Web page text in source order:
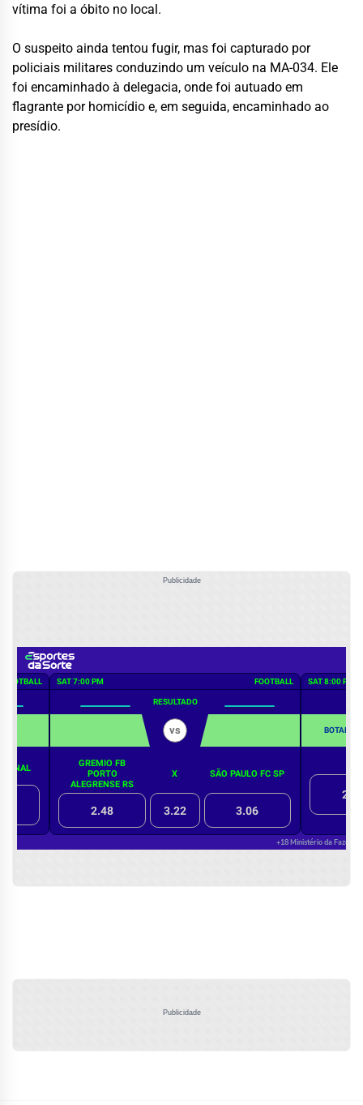
vítima foi a óbito no local.
O suspeito ainda tentou fugir, mas foi capturado por
policiais militares conduzindo um veículo na MA-034. Ele
foi encaminhado à delegacia, onde foi autuado em
flagrante por homicídio e, em seguida, encaminhado ao
presídio.
Publicidade
Publicidade